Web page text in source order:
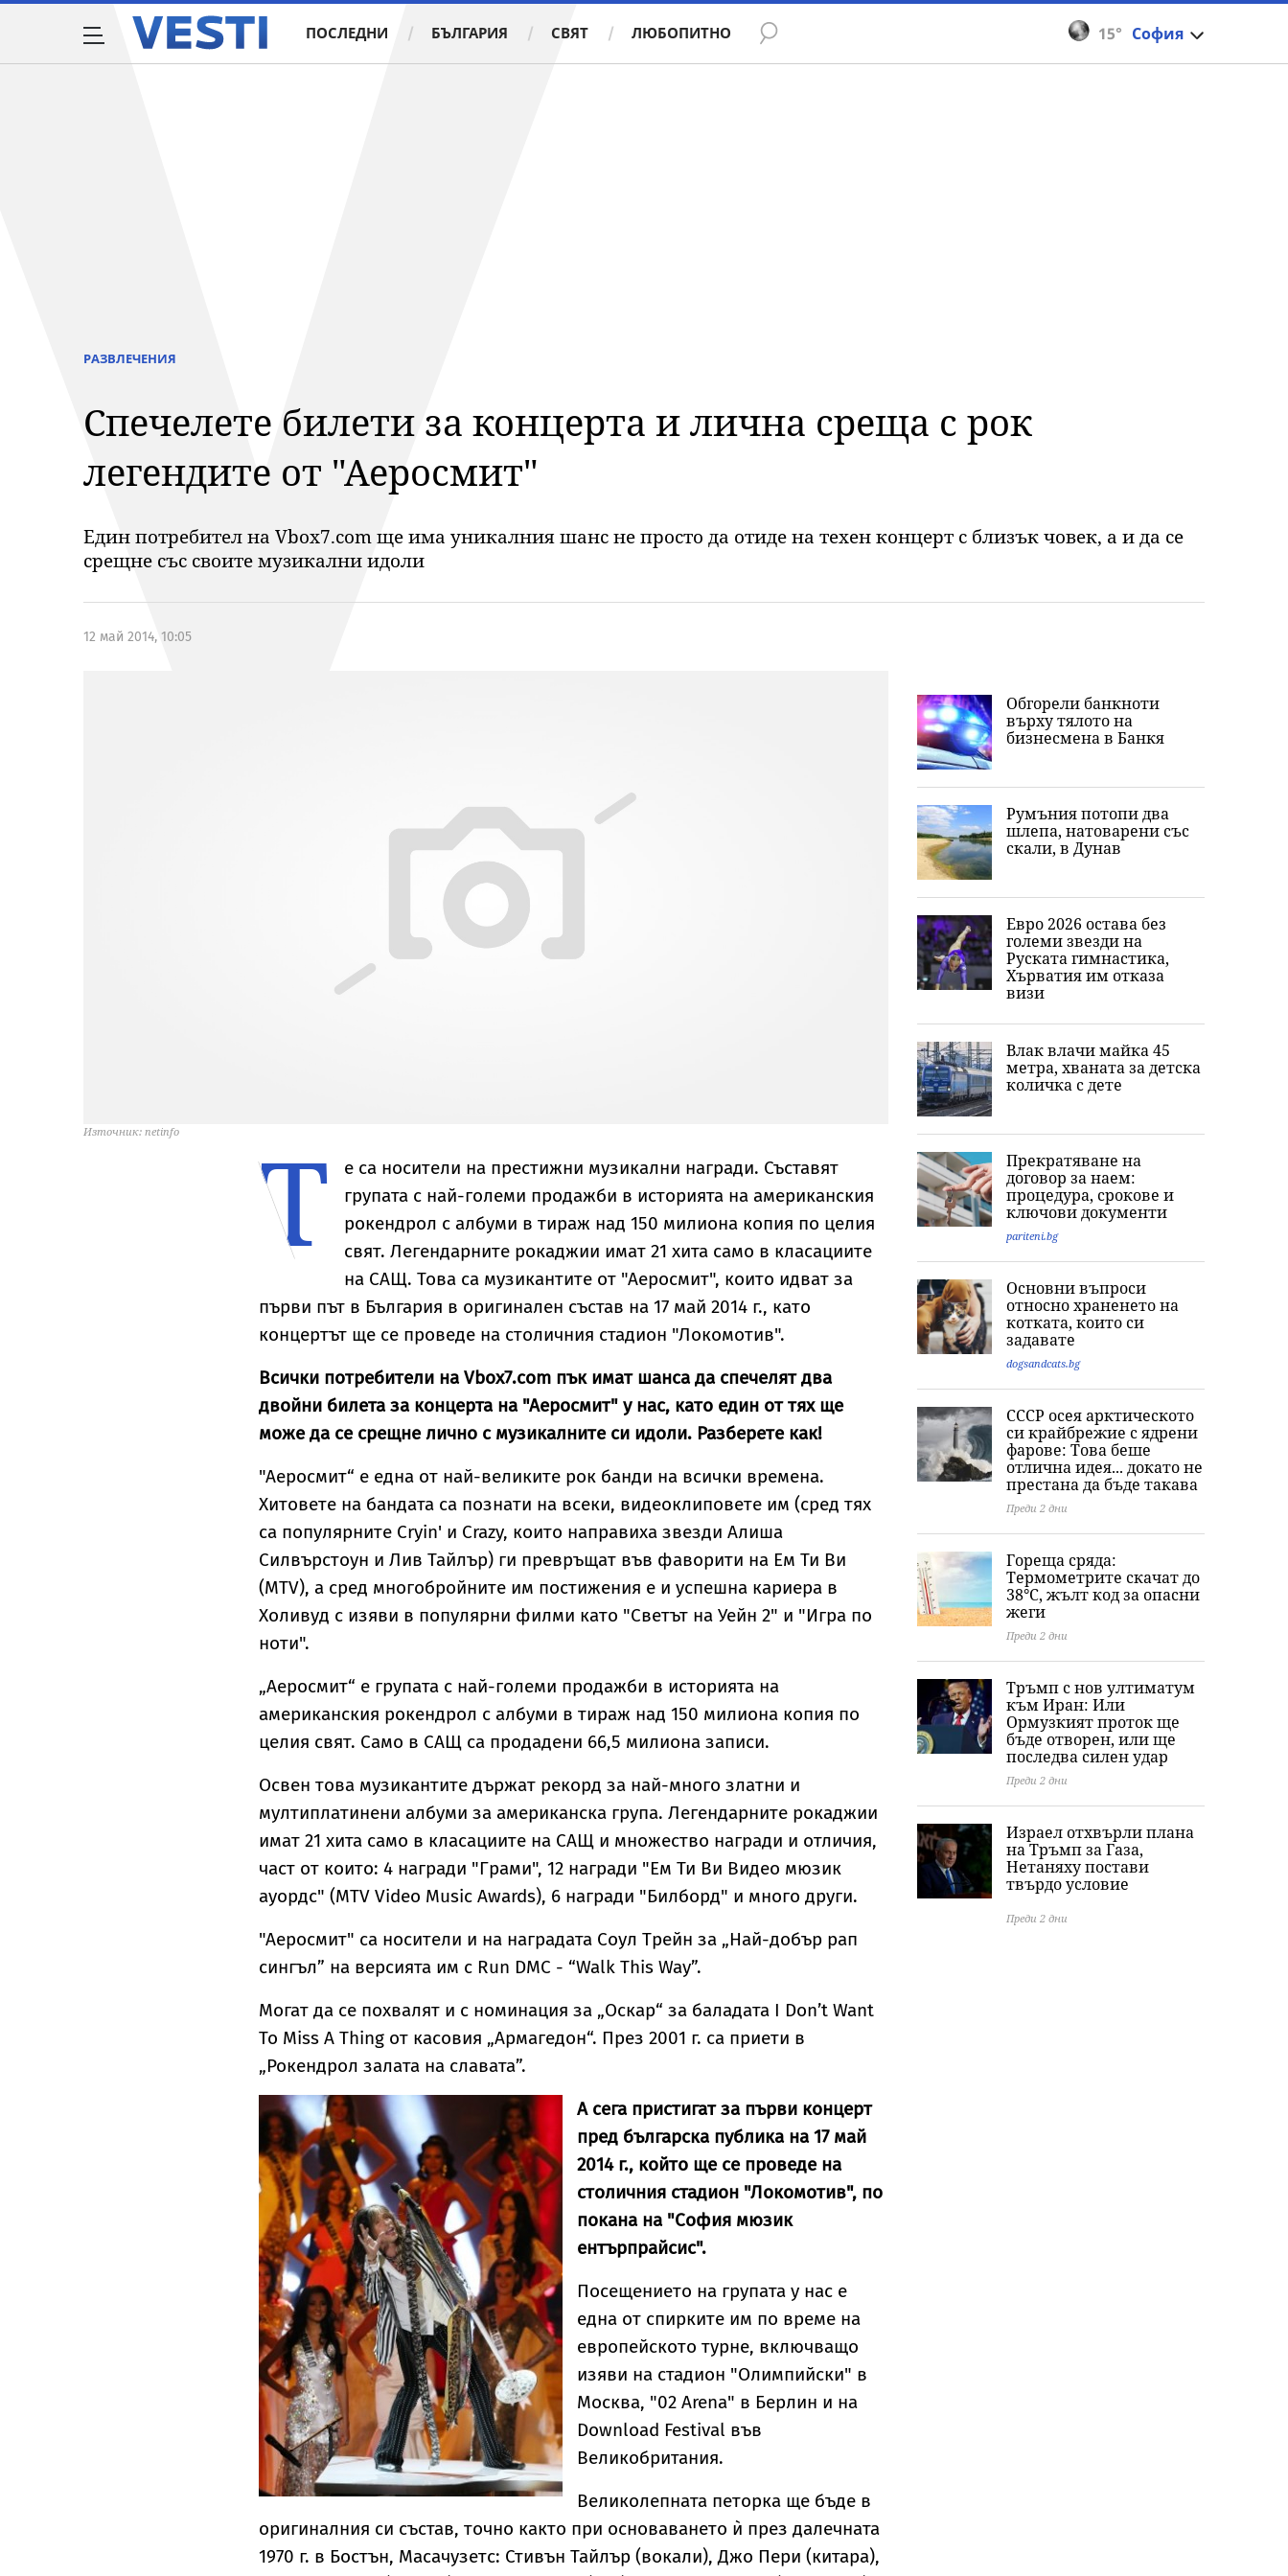
15° София
ПОСЛЕДНИ БЪЛГАРИЯ СВЯТ ЛЮБОПИТНО
РАЗВЛЕЧЕНИЯ
Спечелете билети за концерта и лична среща с рок
легендите от "Аеросмит"
Един потребител на Vbox7.com ще има уникалния шанс не просто да отиде на техен концерт с близък човек, а и да се
срещне със своите музикални идоли
12 май 2014, 10:05
Източник: netinfo Т
е са носители на престижни музикални награди. Съставят
групата с най-големи продажби в историята на американския
рокендрол с албуми в тираж над 150 милиона копия по целия
свят. Легендарните рокаджии имат 21 хита само в класациите
на САЩ. Това са музикантите от "Аеросмит", които идват за
първи път в България в оригинален състав на 17 май 2014 г., като
концертът ще се проведе на столичния стадион "Локомотив".
Всички потребители на Vbox7.com пък имат шанса да спечелят два
двойни билета за концерта на "Аеросмит" у нас, като един от тях ще
може да се срещне лично с музикалните си идоли. Разберете как!
"Аеросмит“ е една от най-великите рок банди на всички времена.
Хитовете на бандата са познати на всеки, видеоклиповете им (сред тях
са популярните Cryin' и Crazy, които направиха звезди Алиша
Силвърстоун и Лив Тайлър) ги превръщат във фаворити на Ем Ти Ви
(MTV), а сред многобройните им постижения е и успешна кариера в
Холивуд с изяви в популярни филми като "Светът на Уейн 2" и "Игра по
ноти".
„Аеросмит“ е групата с най-големи продажби в историята на
американския рокендрол с албуми в тираж над 150 милиона копия по
целия свят. Само в САЩ са продадени 66,5 милиона записи.
Освен това музикантите държат рекорд за най-много златни и
мултиплатинени албуми за американска група. Легендарните рокаджии
имат 21 хита само в класациите на САЩ и множество награди и отличия,
част от които: 4 награди "Грами", 12 награди "Ем Ти Ви Видео мюзик
ауордс" (MTV Video Music Awards), 6 награди "Билборд" и много други.
"Аеросмит" са носители и на наградата Соул Трейн за „Най-добър рап
сингъл” на версията им с Run DMC - “Walk This Way”.
Могат да се похвалят и с номинация за „Оскар“ за баладата I Don’t Want
To Miss A Thing от касовия „Армагедон“. През 2001 г. са приети в
„Рокендрол залата на славата”.
А сега пристигат за първи концерт
пред българска публика на 17 май
2014 г., който ще се проведе на
столичния стадион "Локомотив", по
покана на "София мюзик
ентърпрайсис".
Посещението на групата у нас е
една от спирките им по време на
европейското турне, включващо
изяви на стадион "Олимпийски" в
Москва, "02 Arena" в Берлин и на
Download Festival във
Великобритания.
Великолепната петорка ще бъде в
оригиналния си състав, точно както при основаването ѝ през далечната
1970 г. в Бостън, Масачузетс: Стивън Тайлър (вокали), Джо Пери (китара),
Обгорели банкноти
върху тялото на
бизнесмена в Банкя
Румъния потопи два
шлепа, натоварени със
скали, в Дунав
Евро 2026 остава без
големи звезди на
Руската гимнастика,
Хърватия им отказа
визи
Влак влачи майка 45
метра, хваната за детска
количка с дете
Прекратяване на
договор за наем:
процедура, срокове и
ключови документи
pariteni.bg
Основни въпроси
относно храненето на
котката, които си
задавате
dogsandcats.bg
СССР осея арктическото
си крайбрежие с ядрени
фарове: Това беше
отлична идея... докато не
престана да бъде такава
Преди 2 дни
Гореща сряда:
Термометрите скачат до
38°C, жълт код за опасни
жеги
Преди 2 дни
Тръмп с нов ултиматум
към Иран: Или
Ормузкият проток ще
бъде отворен, или ще
последва силен удар
Преди 2 дни
Израел отхвърли плана
на Тръмп за Газа,
Нетаняху постави
твърдо условие
Преди 2 дни